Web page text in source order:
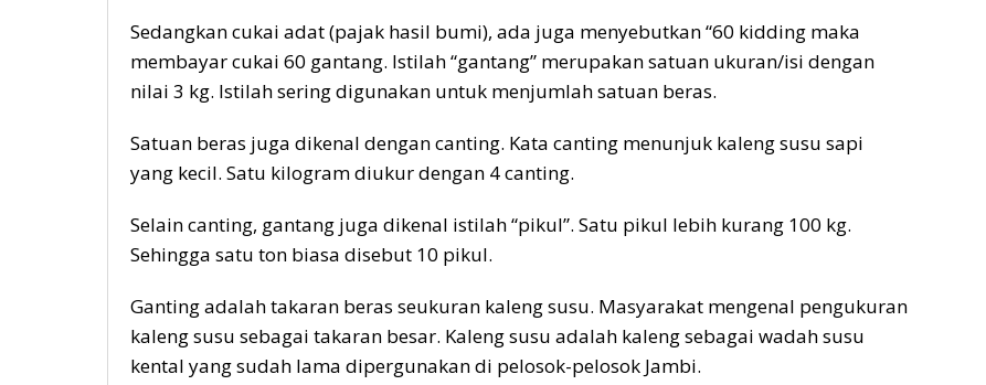
Sedangkan cukai adat (pajak hasil bumi), ada juga menyebutkan “60 kidding maka
membayar cukai 60 gantang. Istilah “gantang” merupakan satuan ukuran/isi dengan
nilai 3 kg. Istilah sering digunakan untuk menjumlah satuan beras.
Satuan beras juga dikenal dengan canting. Kata canting menunjuk kaleng susu sapi
yang kecil. Satu kilogram diukur dengan 4 canting.
Selain canting, gantang juga dikenal istilah “pikul”. Satu pikul lebih kurang 100 kg.
Sehingga satu ton biasa disebut 10 pikul.
Ganting adalah takaran beras seukuran kaleng susu. Masyarakat mengenal pengukuran
kaleng susu sebagai takaran besar. Kaleng susu adalah kaleng sebagai wadah susu
kental yang sudah lama dipergunakan di pelosok-pelosok Jambi.